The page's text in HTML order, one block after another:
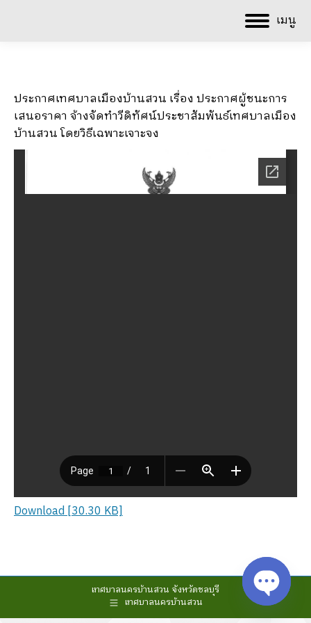
เมนู
ประกาศเทศบาลเมืองบ้านสวน เรื่อง ประกาศผู้ชนะการ
เสนอราคา จ้างจัดทำวีดิทัศน์ประชาสัมพันธ์เทศบาลเมือง
บ้านสวน โดยวิธีเฉพาะเจาะจง
Download [30.30 KB]
เทศบาลนครบ้านสวน จังหวัดชลบุรี
เทศบาลนครบ้านสวน